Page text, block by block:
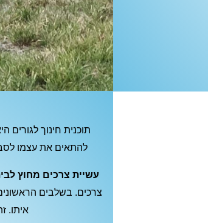
תוכנית חינוך
להתאים את עצמו
עשיית צרכים מחוץ
צרכים. בשלבים
איתו.